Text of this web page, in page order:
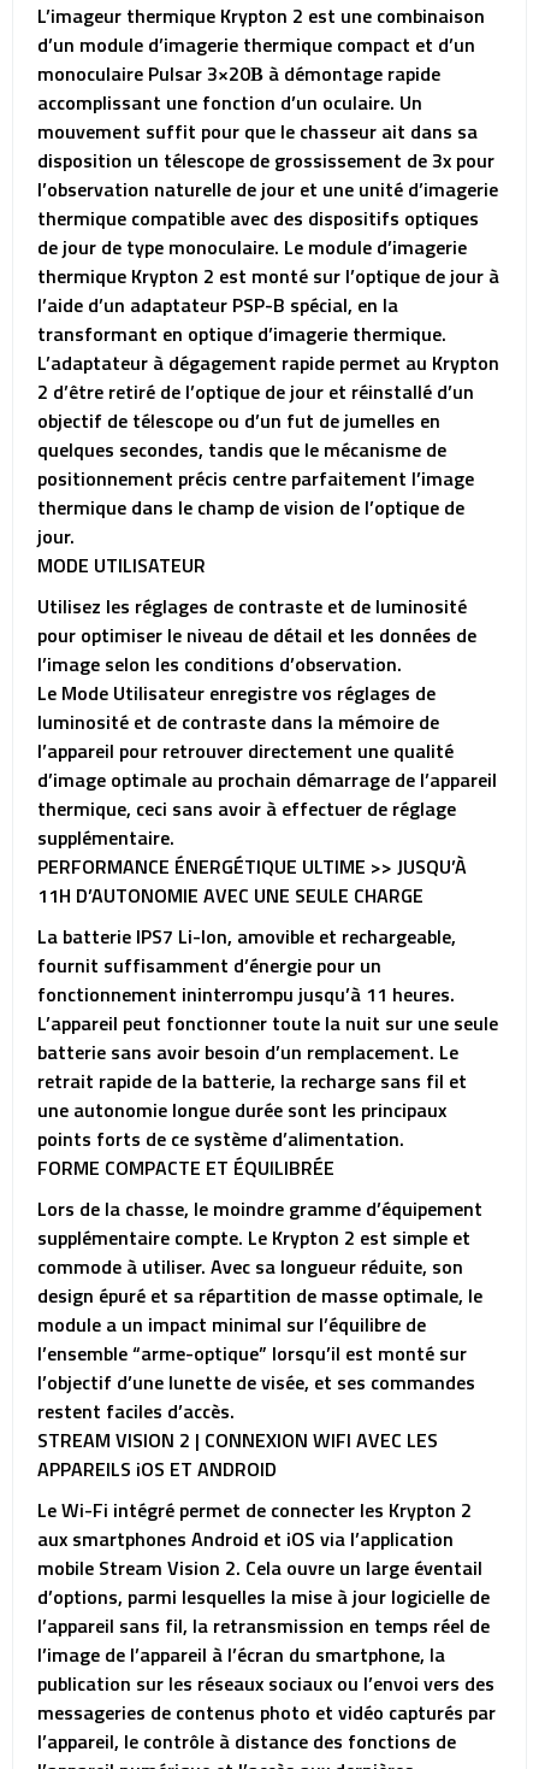
L’imageur thermique Krypton 2 est une combinaison
d’un module d’imagerie thermique compact et d’un
monoculaire Pulsar 3×20В à démontage rapide
accomplissant une fonction d’un oculaire. Un
mouvement suffit pour que le chasseur ait dans sa
disposition un télescope de grossissement de 3x pour
l’observation naturelle de jour et une unité d’imagerie
thermique compatible avec des dispositifs optiques
de jour de type monoculaire. Le module d’imagerie
thermique Krypton 2 est monté sur l’optique de jour à
l’aide d’un adaptateur PSP-B spécial, en la
transformant en optique d’imagerie thermique.
L’adaptateur à dégagement rapide permet au Krypton
2 d’être retiré de l’optique de jour et réinstallé d’un
objectif de télescope ou d’un fut de jumelles en
quelques secondes, tandis que le mécanisme de
positionnement précis centre parfaitement l’image
thermique dans le champ de vision de l’optique de
jour.
MODE UTILISATEUR
Utilisez les réglages de contraste et de luminosité
pour optimiser le niveau de détail et les données de
l’image selon les conditions d’observation.
Le Mode Utilisateur enregistre vos réglages de
luminosité et de contraste dans la mémoire de
l’appareil pour retrouver directement une qualité
d’image optimale au prochain démarrage de l’appareil
thermique, ceci sans avoir à effectuer de réglage
supplémentaire.
PERFORMANCE ÉNERGÉTIQUE ULTIME >> JUSQU’À
11H D’AUTONOMIE AVEC UNE SEULE CHARGE
La batterie IPS7 Li-Ion, amovible et rechargeable,
fournit suffisamment d’énergie pour un
fonctionnement ininterrompu jusqu’à 11 heures.
L’appareil peut fonctionner toute la nuit sur une seule
batterie sans avoir besoin d’un remplacement. Le
retrait rapide de la batterie, la recharge sans fil et
une autonomie longue durée sont les principaux
points forts de ce système d’alimentation.
FORME COMPACTE ET ÉQUILIBRÉE
Lors de la chasse, le moindre gramme d’équipement
supplémentaire compte. Le Krypton 2 est simple et
commode à utiliser. Avec sa longueur réduite, son
design épuré et sa répartition de masse optimale, le
module a un impact minimal sur l’équilibre de
l’ensemble “arme-optique” lorsqu’il est monté sur
l’objectif d’une lunette de visée, et ses commandes
restent faciles d’accès.
STREAM VISION 2 | CONNEXION WIFI AVEC LES
APPAREILS iOS ET ANDROID
Le Wi-Fi intégré permet de connecter les Krypton 2
aux smartphones Android et iOS via l’application
mobile Stream Vision 2. Cela ouvre un large éventail
d’options, parmi lesquelles la mise à jour logicielle de
l’appareil sans fil, la retransmission en temps réel de
l’image de l’appareil à l’écran du smartphone, la
publication sur les réseaux sociaux ou l’envoi vers des
messageries de contenus photo et vidéo capturés par
l’appareil, le contrôle à distance des fonctions de